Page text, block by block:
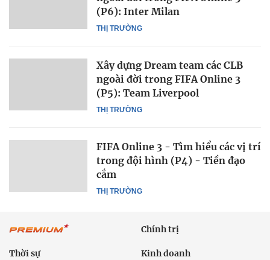
THỊ TRƯỜNG
(P6): Inter Milan
THỊ TRƯỜNG
Xây dựng Dream team các CLB
ngoài đời trong FIFA Online 3
(P5): Team Liverpool
THỊ TRƯỜNG
FIFA Online 3 - Tìm hiểu các vị trí
trong đội hình (P4) - Tiền đạo
cắm
Chính trị
Thời sự Kinh doanh